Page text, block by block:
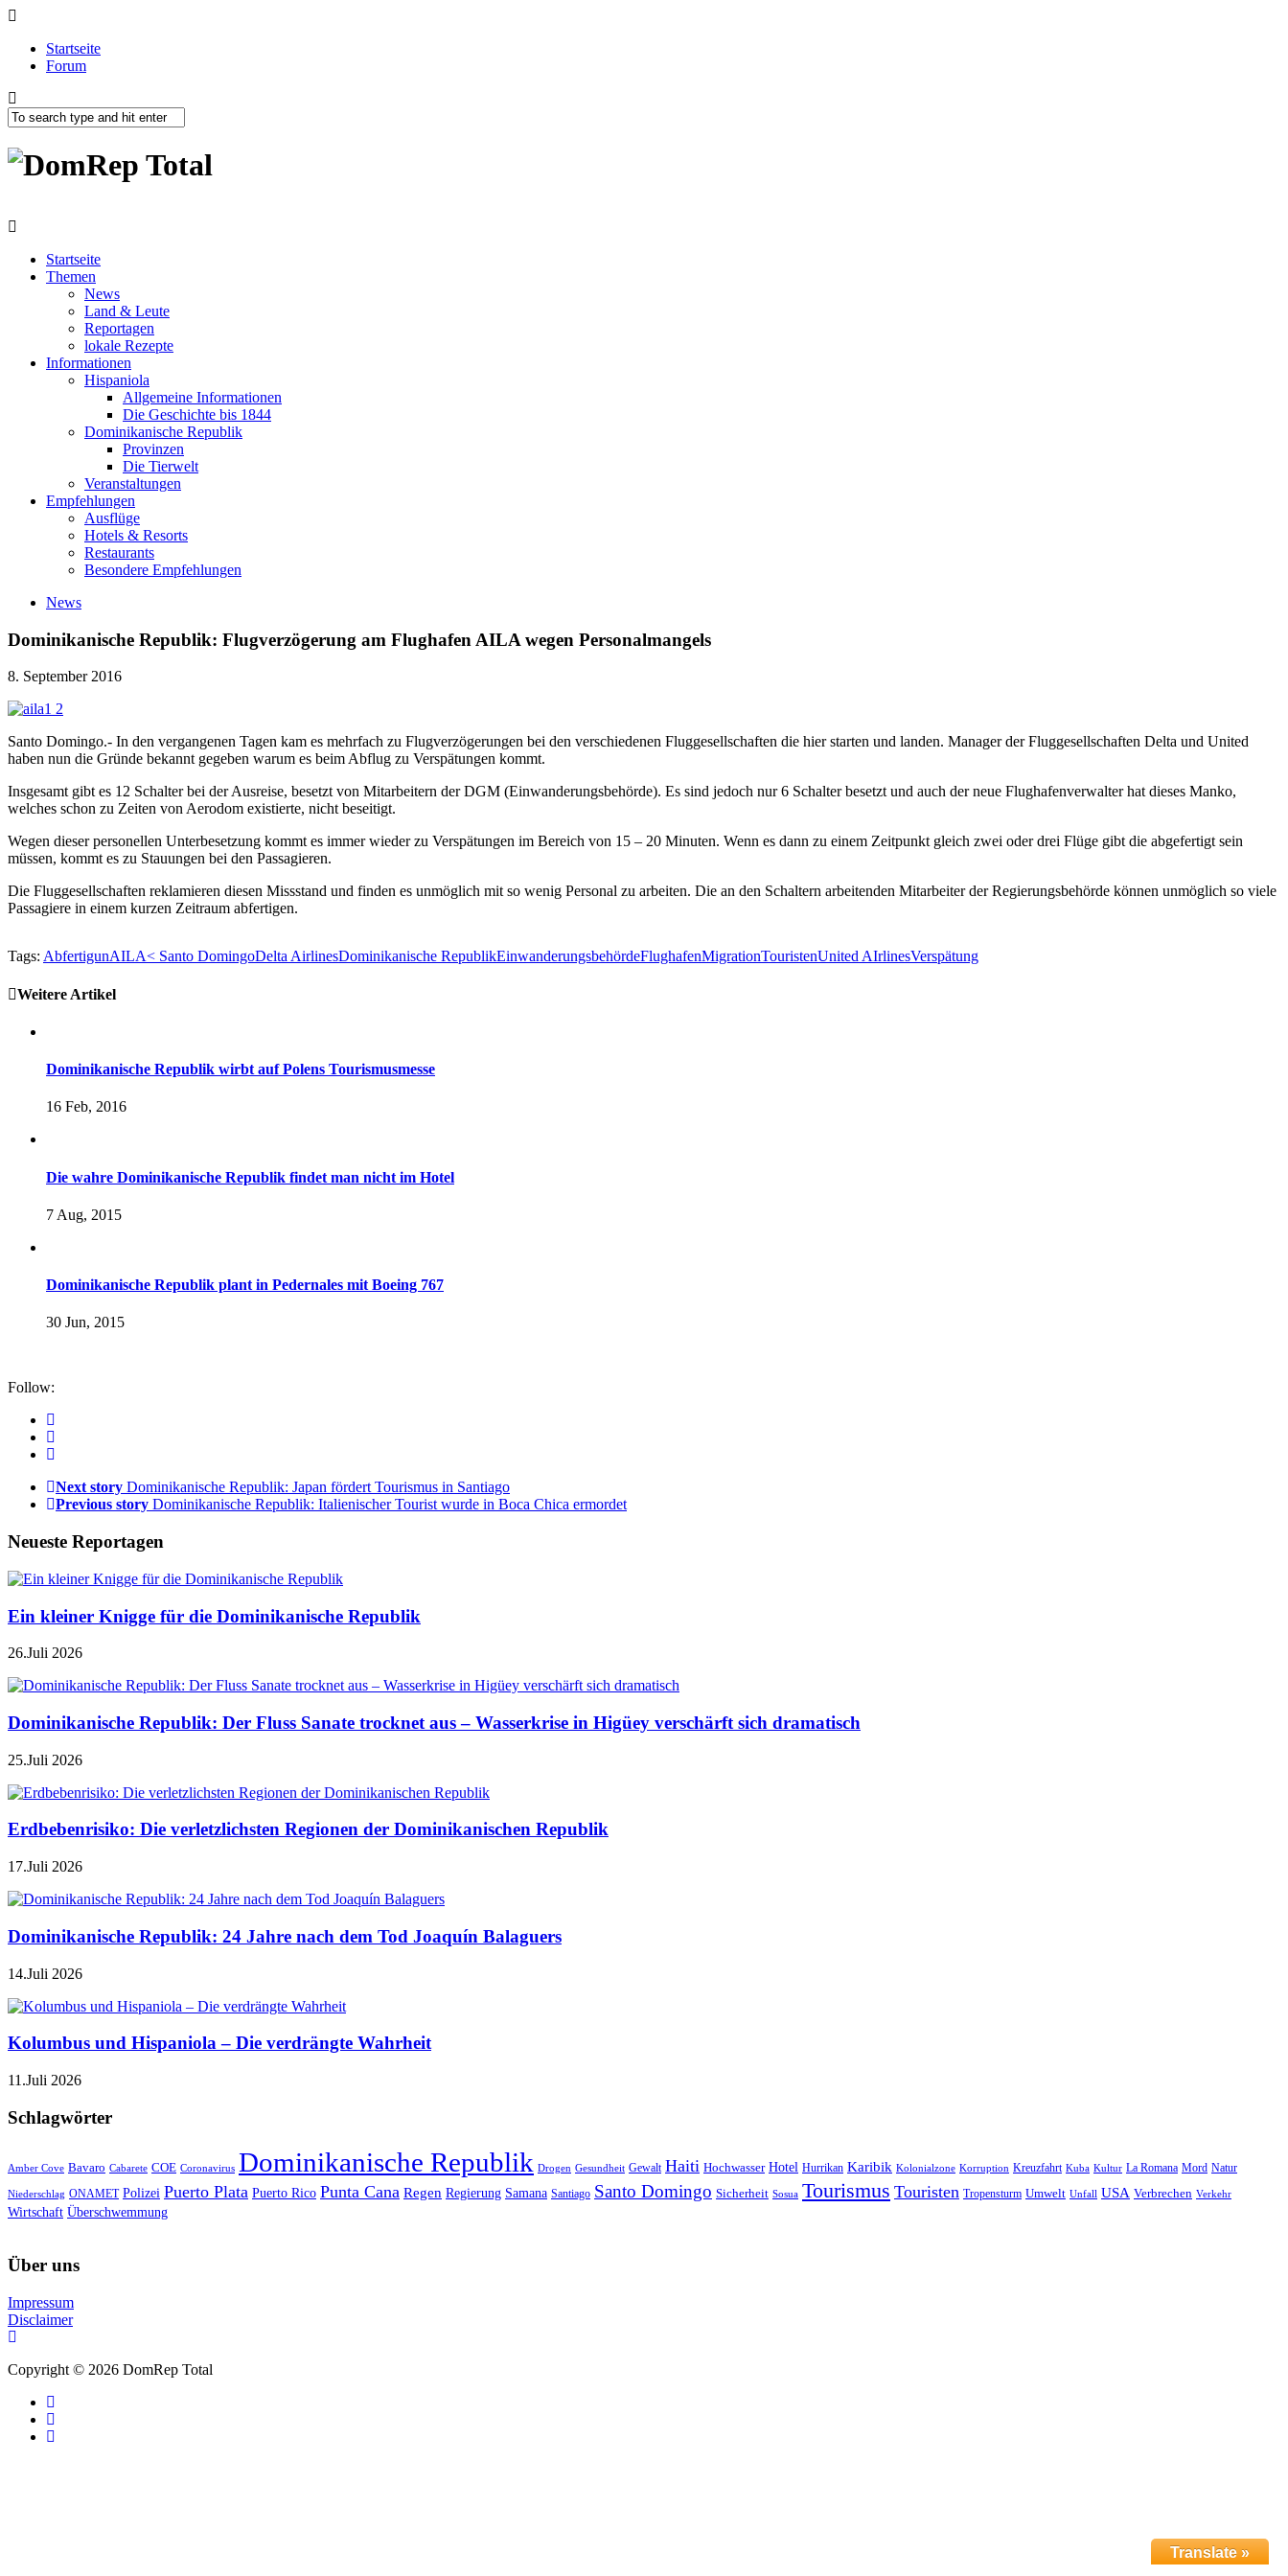
Startseite
Forum
Startseite
Themen
News
Land & Leute
Reportagen
lokale Rezepte
Informationen
Hispaniola
Allgemeine Informationen
Die Geschichte bis 1844
Dominikanische Republik
Provinzen
Die Tierwelt
Veranstaltungen
Empfehlungen
Ausflüge
Hotels & Resorts
Restaurants
Besondere Empfehlungen
News
Dominikanische Republik: Flugverzögerung am Flughafen AILA wegen Personalmangels
8. September 2016
Santo Domingo.- In den vergangenen Tagen kam es mehrfach zu Flugverzögerungen bei den verschiedenen Fluggesellschaften die hier starten und landen. Manager der Fluggesellschaften Delta und United
haben nun die Gründe bekannt gegeben warum es beim Abflug zu Verspätungen kommt.
Insgesamt gibt es 12 Schalter bei der Ausreise, besetzt von Mitarbeitern der DGM (Einwanderungsbehörde). Es sind jedoch nur 6 Schalter besetzt und auch der neue Flughafenverwalter hat dieses Manko,
welches schon zu Zeiten von Aerodom existierte, nicht beseitigt.
Wegen dieser personellen Unterbesetzung kommt es immer wieder zu Verspätungen im Bereich von 15 – 20 Minuten. Wenn es dann zu einem Zeitpunkt gleich zwei oder drei Flüge gibt die abgefertigt sein
müssen, kommt es zu Stauungen bei den Passagieren.
Die Fluggesellschaften reklamieren diesen Missstand und finden es unmöglich mit so wenig Personal zu arbeiten. Die an den Schaltern arbeitenden Mitarbeiter der Regierungsbehörde können unmöglich so viele
Passagiere in einem kurzen Zeitraum abfertigen.
Tags: AbfertigunAILA< Santo DomingoDelta AirlinesDominikanische RepublikEinwanderungsbehördeFlughafenMigrationTouristenUnited AIrlinesVerspätung
Weitere Artikel
Dominikanische Republik wirbt auf Polens Tourismusmesse
16 Feb, 2016
Die wahre Dominikanische Republik findet man nicht im Hotel
7 Aug, 2015
Dominikanische Republik plant in Pedernales mit Boeing 767
30 Jun, 2015
Follow:
Next story Dominikanische Republik: Japan fördert Tourismus in Santiago
Previous story Dominikanische Republik: Italienischer Tourist wurde in Boca Chica ermordet
Neueste Reportagen
Ein kleiner Knigge für die Dominikanische Republik
26.Juli 2026
Dominikanische Republik: Der Fluss Sanate trocknet aus – Wasserkrise in Higüey verschärft sich dramatisch
25.Juli 2026
Erdbebenrisiko: Die verletzlichsten Regionen der Dominikanischen Republik
17.Juli 2026
Dominikanische Republik: 24 Jahre nach dem Tod Joaquín Balaguers
14.Juli 2026
Kolumbus und Hispaniola – Die verdrängte Wahrheit
11.Juli 2026
Schlagwörter
Amber Cove Bavaro Cabarete COE Coronavirus Dominikanische Republik Drogen Gesundheit Gewalt Haiti Hochwasser Hotel Hurrikan Karibik Kolonialzone Korruption Kreuzfahrt Kuba Kultur La Romana Mord Natur
Niederschlag ONAMET Polizei Puerto Plata Puerto Rico Punta Cana Regen Regierung Samana Santiago Santo Domingo Sicherheit Sosua Tourismus Touristen Tropensturm Umwelt Unfall USA Verbrechen Verkehr
Wirtschaft Überschwemmung
Über uns
Impressum
Disclaimer
Copyright © 2026 DomRep Total
Translate »